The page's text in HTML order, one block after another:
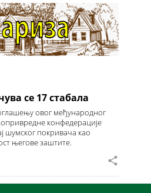
се 17 стабала
овог међународног
конфедерације
шумског покривача као
његове заштите.